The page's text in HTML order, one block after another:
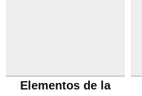
Elementos de la